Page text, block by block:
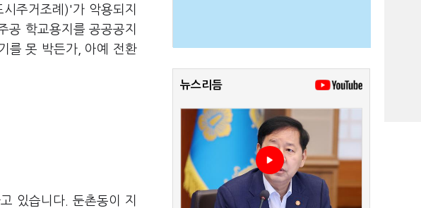
주거조례)'가 악용되지
공 학교용지를 공공공지
를 못 박든가, 아예 전환
있습니다. 둔촌동이 지
뉴스리듬